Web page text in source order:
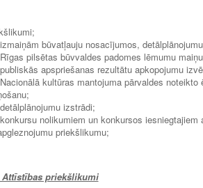
būvatļauju nosacījumos,
pilsētas būvvaldes padomes lēmumu
apspriešanas rezultātu apkopojumu
kultūras mantojuma pārvaldes
izstrādi;
nolikumiem un konkursos
priekšlikumu;
Attīstības priekšlikumi